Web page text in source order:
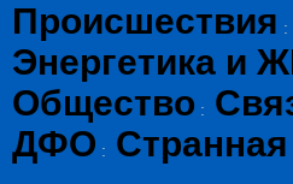
Происшествия :
Энергетика и
Общество :
ДФО :